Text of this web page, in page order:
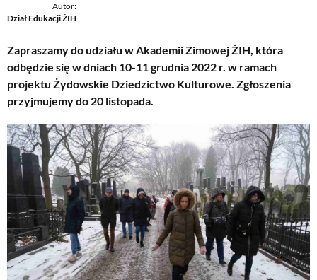
Autor:
Dział Edukacji ŻIH
Zapraszamy do udziału w Akademii Zimowej ŻIH, która
odbędzie się w dniach 10-11 grudnia 2022 r. w ramach
projektu Żydowskie Dziedzictwo Kulturowe. Zgłoszenia
przyjmujemy do 20 listopada.